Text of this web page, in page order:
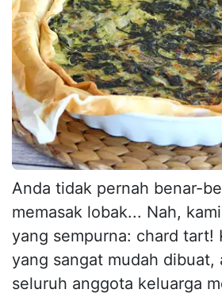
Anda tidak pernah benar-
memasak lobak... Nah,
yang sempurna: chard tart!
yang sangat mudah dibuat,
seluruh anggota keluarga